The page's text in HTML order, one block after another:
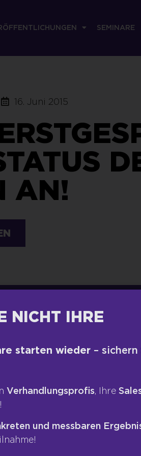
SEMINARE
16. Juni 2015
AN!
über deine
an und suchst deine
und
Doch machst du dir
Anekdote erzählen.
deutsche Bauern
zu treffen.
NICHT IHRE
starten wieder – sichern
Verhandlungsprofis, Ihre
und messbaren